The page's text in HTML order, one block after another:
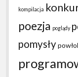
kompilacja
poezja poglądy
pomysły